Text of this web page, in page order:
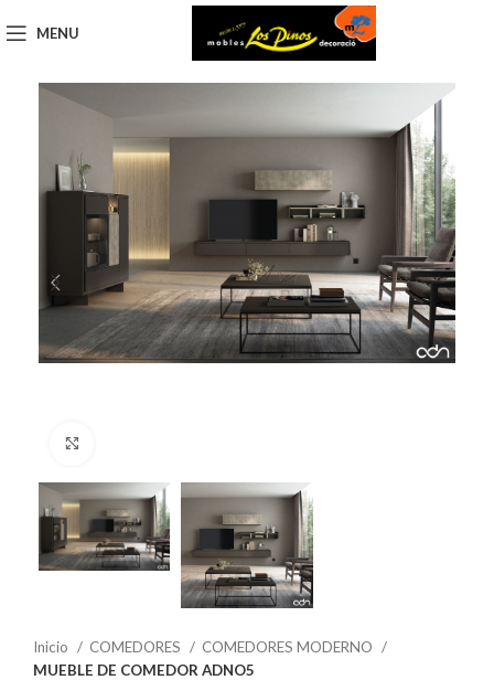
MENU
Inicio COMEDORES
COMEDORES MODERNO
MUEBLE DE COMEDOR ADNO5